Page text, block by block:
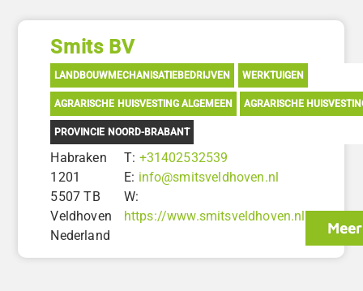
Smits BV
LANDBOUWMECHANISATIEBEDRIJVEN WERKTUIGEN
AGRARISCHE HUISVESTING ALGEMEEN AGRARISCHE
PROVINCIE NOORD-BRABANT
Habraken
1201
5507 TB
Veldhoven
Nederland
T: +31402532539
E: info@smitsveldhoven.nl
W:
https://www.smitsveldhoven.nl